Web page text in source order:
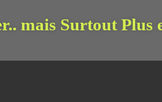
mais Surtout Plus